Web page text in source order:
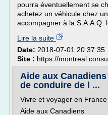
pourra éventuellement se
achetez un véhicule chez
accompagner à la S.A.A.Q.
Lire la suite
Date: 2018-07-01 20:37:35
Site : https://
Aide aux
de conduire de l ...
Vivre et voyager en France
Aide aux Canadiens